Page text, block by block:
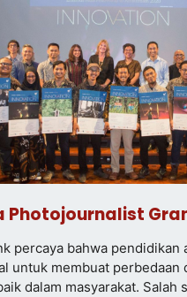
Photojournalist
percaya bahwa pendidikan
untuk membuat perbedaan
dalam masyarakat. Salah